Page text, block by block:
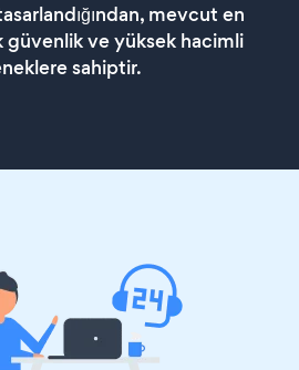
mevcut en
güvenlik ve yüksek hacimli
sahiptir.